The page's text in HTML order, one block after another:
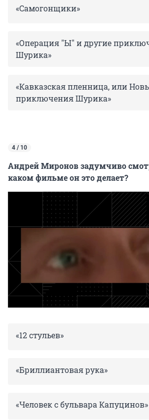
«Самогонщики»
«Операция "Ы" и другие
Шурика»
«Кавказская пленница, или
приключения Шурика»
4 / 10
Андрей Миронов задумчиво
каком фильме он это делает?
«12 стульев»
«Бриллиантовая рука»
«Человек с бульвара Капуцинов»